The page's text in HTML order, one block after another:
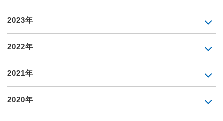
2023年
2022年
2021年
2020年